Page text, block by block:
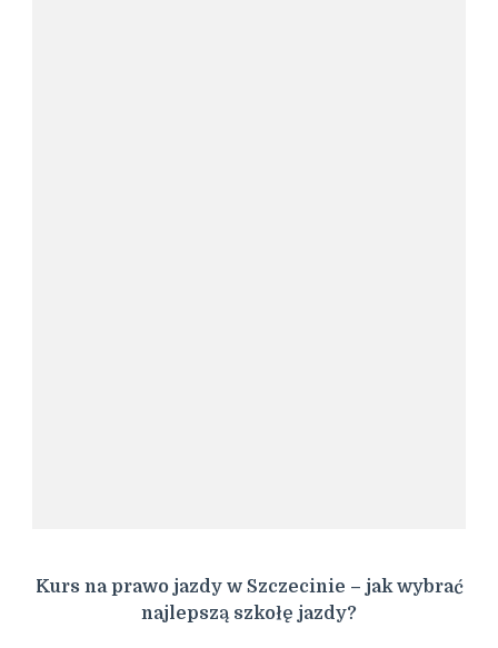
Kurs na prawo jazdy w Szczecinie – jak wybrać
najlepszą szkołę jazdy?